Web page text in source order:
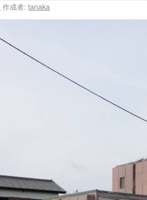
作成者: tanaka